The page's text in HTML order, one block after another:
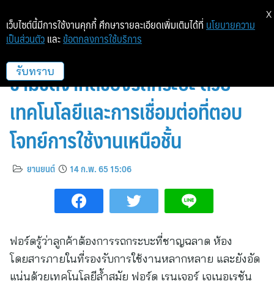
ฟอร์ด เรนเจอร์ เจเนอเรชันใหม่ ก้าว
ข้ามขีดจำกัดของรถกระบะ ด้วย
เทคโนโลยีและการเชื่อมต่อที่ตอบ
โจทย์การใช้งานเหนือชั้น
ยานยนต์ 14 ก.พ. 65 15:06
ฟอร์ดรู้ว่าลูกค้าต้องการรถกระบะที่ชาญฉลาด ห้อง
โดยสารภายในที่รองรับการใช้งานหลากหลาย และยังอัด
แน่นด้วยเทคโนโลยีล้ำสมัย ฟอร์ด เรนเจอร์ เจเนอเรชัน
เว็บไซต์นี้มีการใช้งานคุกกี้ ศึกษารายละเอียดเพิ่มเติมได้ที่ นโยบายความ
เป็นส่วนตัว และ ข้อตกลงการใช้บริการ
รับทราบ
X